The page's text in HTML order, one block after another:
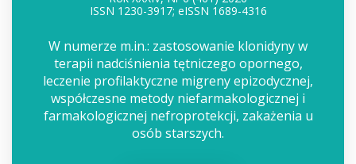
ISSN 1230-3917; eISSN 1689-4316
W numerze m.in.: zastosowanie klonidyny w
terapii nadciśnienia tętniczego opornego,
leczenie profilaktyczne migreny epizodycznej,
współczesne metody niefarmakologicznej i
farmakologicznej nefroprotekcji, zakażenia u
osób starszych.